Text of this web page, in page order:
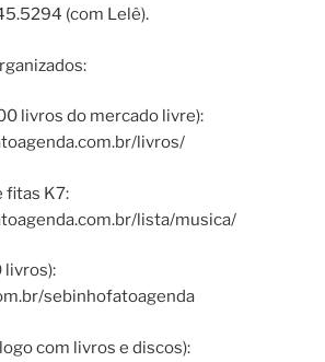
(com Lelê).
livros do mercado livre):
livros/
fitas K7:
lista/musica/
livros):
sebinhofatoagenda
com livros e discos):